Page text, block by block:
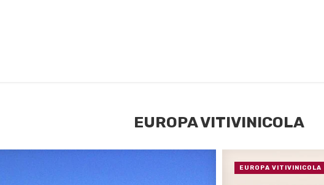
EUROPA VITIVINICOLA
EUROPA VITIVINICOLA